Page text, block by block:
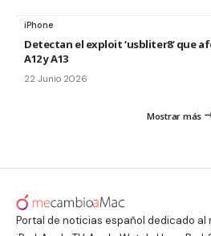
iPhone
Detectan el exploit ‘usbliter8’ que
A12 y A13
22 Junio 2026
Mostrar más
Portal de noticias español dedicado al